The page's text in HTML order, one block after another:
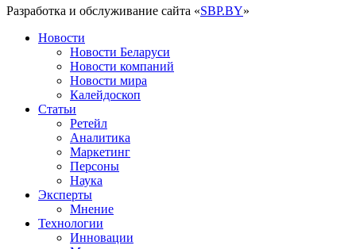
Разработка и обслуживание сайта «SBP.BY»
Новости
Новости Беларуси
Новости компаний
Новости мира
Калейдоскоп
Статьи
Ретейл
Аналитика
Маркетинг
Персоны
Наука
Эксперты
Мнение
Технологии
Инновации